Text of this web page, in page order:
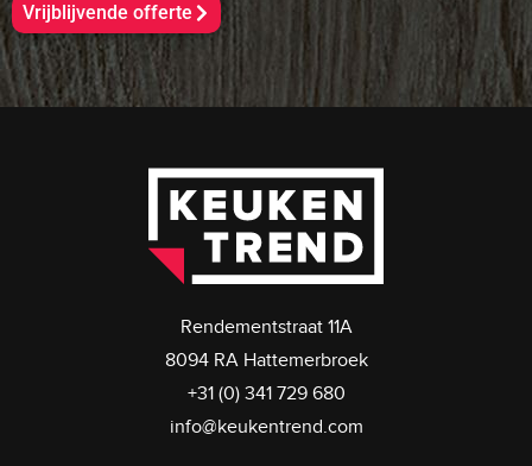
Vrijblijvende offerte
Rendementstraat 11A
8094 RA Hattemerbroek
+31 (0) 341 729 680
info@keukentrend.com